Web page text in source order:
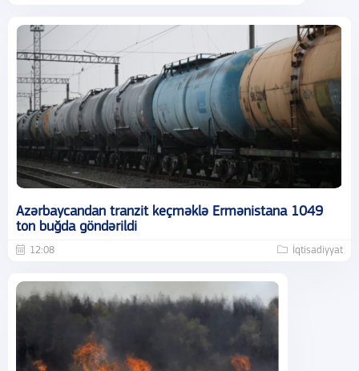
Azərbaycandan tranzit keçməklə Ermənistana 1049
ton buğda göndərildi
12:08 İqtisadiyyat